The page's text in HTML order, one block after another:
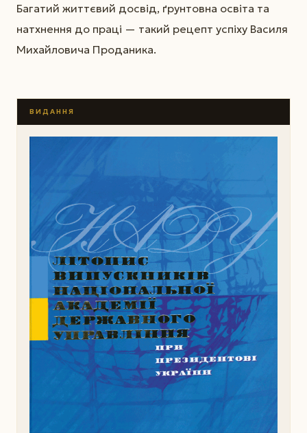
Багатий життєвий досвід, ґрунтовна освіта та
натхнення до праці — такий рецепт успіху Василя
Михайловича Проданика.
ВИДАННЯ